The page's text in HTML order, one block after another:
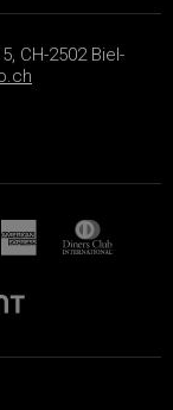
CH-2502 Biel-